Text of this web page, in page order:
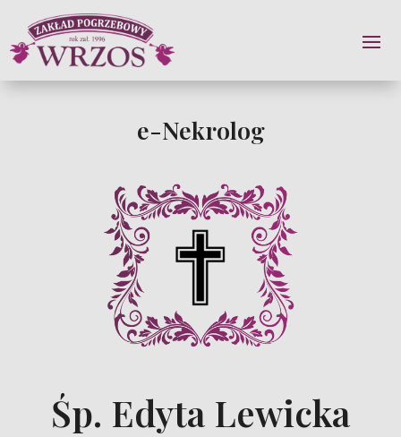
e-Nekrolog
Śp. Edyta Lewicka